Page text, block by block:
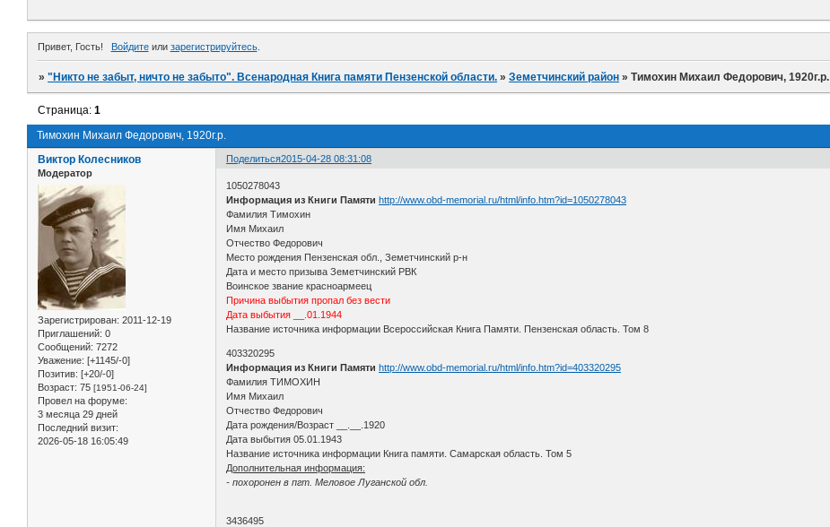
Привет, Гость! Войдитеили зарегистрируйтесь.
»"Никто не забыт, ничто не забыто". Всенародная Книга памяти Пензенской области. »Земетчинский район »Тимохин Михаил Федорович, 1920г.р.
Тимохин Михаил Федорович, 1920г.р.
Страница:1
Поделиться2015-04-28 08:31:08
Виктор Колесников
Модератор
Зарегистрирован: 2011-12-19
Приглашений: 0
Сообщений: 7272
Уважение: [+1145/-0]
Позитив: [+20/-0]
Возраст: 75 [1951-06-24]
Провел на форуме:
3 месяца 29 дней
Последний визит:
2026-05-18 16:05:49
1050278043
Информация из Книги Памяти http://www.obd-memorial.ru/html/info.htm?id=1050278043
Фамилия Тимохин
Имя Михаил
Отчество Федорович
Место рождения Пензенская обл., Земетчинский р-н
Дата и место призыва Земетчинский РВК
Воинское звание красноармеец
Причина выбытия пропал без вести
Дата выбытия __.01.1944
Название источника информации Всероссийская Книга Памяти. Пензенская область. Том 8
403320295
Информация из Книги Памяти http://www.obd-memorial.ru/html/info.htm?id=403320295
Фамилия ТИМОХИН
Имя Михаил
Отчество Федорович
Дата рождения/Возраст __.__.1920
Дата выбытия 05.01.1943
Название источника информации Книга памяти. Самарская область. Том 5
Дополнительная информация:
- похоронен в пгт. Меловое Луганской обл.
3436495